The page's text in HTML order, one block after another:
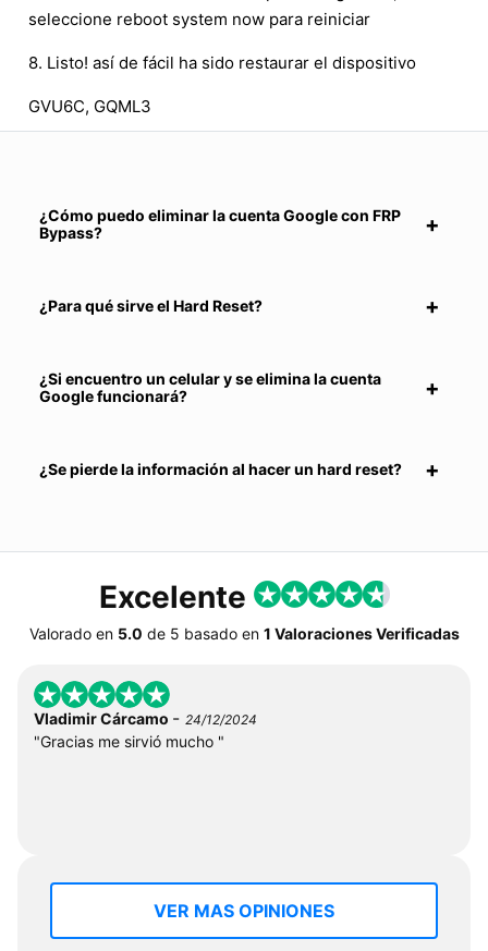
seleccione reboot system now para reiniciar
8. Listo! así de fácil ha sido restaurar el dispositivo
GVU6C, GQML3
¿Cómo puedo eliminar la cuenta Google con FRP
Bypass?
¿Para qué sirve el Hard Reset?
¿Si encuentro un celular y se elimina la cuenta
Google funcionará?
¿Se pierde la información al hacer un hard reset?
Excelente
Valorado en 5.0 de 5 basado en 1 Valoraciones Verificadas
Vladimir Cárcamo - 24/12/2024
"Gracias me sirvió mucho "
VER MAS OPINIONES